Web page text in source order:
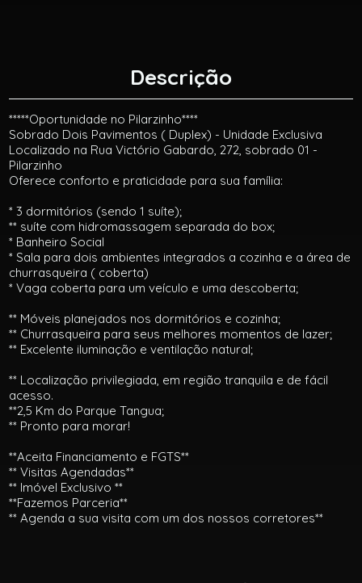
Descrição
*****Oportunidade no Pilarzinho****
Sobrado Dois Pavimentos ( Duplex) - Unidade Exclusiva
Localizado na Rua Victório Gabardo, 272, sobrado 01 -
Pilarzinho
Oferece conforto e praticidade para sua família:
* 3 dormitórios (sendo 1 suíte);
** suíte com hidromassagem separada do box;
* Banheiro Social
* Sala para dois ambientes integrados a cozinha e a área de
churrasqueira ( coberta)
* Vaga coberta para um veículo e uma descoberta;
** Móveis planejados nos dormitórios e cozinha;
** Churrasqueira para seus melhores momentos de lazer;
** Excelente iluminação e ventilação natural;
** Localização privilegiada, em região tranquila e de fácil
acesso.
**2,5 Km do Parque Tangua;
** Pronto para morar!
**Aceita Financiamento e FGTS**
** Visitas Agendadas**
** Imóvel Exclusivo **
**Fazemos Parceria**
** Agenda a sua visita com um dos nossos corretores**